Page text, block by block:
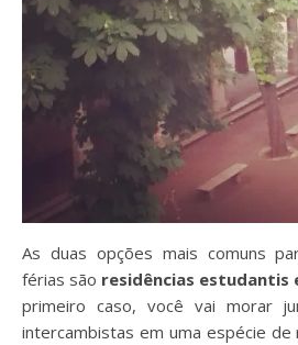
As duas opções mais comuns
férias são residências estudantis
primeiro caso, você vai morar
intercambistas em uma espécie de